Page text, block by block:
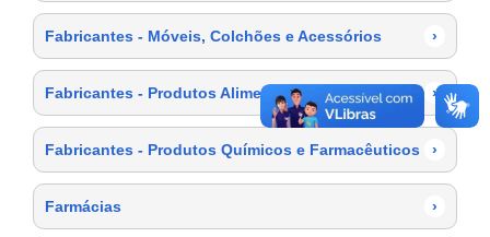
Fabricantes - Móveis, Colchões e Acessórios ›
Fabricantes - Produtos Alimentícios ›
Fabricantes - Produtos Químicos e Farmacêuticos ›
Farmácias ›